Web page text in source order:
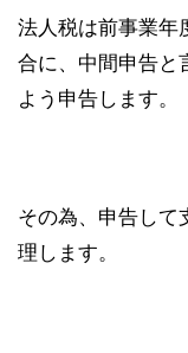
法人税は前事業年
合に、中間申告と
よう申告します。
その為、申告し
理します。